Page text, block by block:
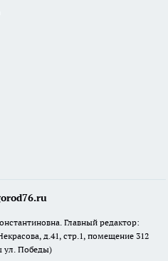
Главный редактор:
д.41, стр.1, помещение 312
ул. Победы)